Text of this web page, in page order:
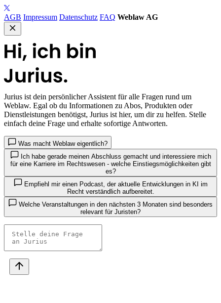
AGB Impressum Datenschutz FAQ Weblaw AG
Jurius ist dein persönlicher Assistent für alle Fragen rund um
Weblaw. Egal ob du Informationen zu Abos, Produkten oder
Dienstleistungen benötigst, Jurius ist hier, um dir zu helfen. Stelle
einfach deine Frage und erhalte sofortige Antworten.
Was macht Weblaw eigentlich?
Ich habe gerade meinen Abschluss gemacht und interessiere mich
für eine Karriere im Rechtswesen - welche Einstiegsmöglichkeiten gibt
es?
Empfiehl mir einen Podcast, der aktuelle Entwicklungen in KI im
Recht verständlich aufbereitet.
relevant für Juristen?